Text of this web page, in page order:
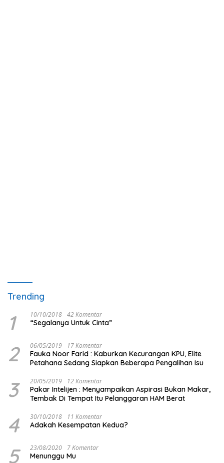
Trending
1 10/10/2018 42 Komentar
“Segalanya Untuk Cinta”
2 06/05/2019 17 Komentar
Fauka Noor Farid : Kaburkan Kecurangan KPU, Elite
Petahana Sedang Siapkan Beberapa Pengalihan Isu
3 20/05/2019 12 Komentar
Pakar Intelijen : Menyampaikan Aspirasi Bukan Makar,
Tembak Di Tempat Itu Pelanggaran HAM Berat
4 30/10/2018 11 Komentar
Adakah Kesempatan Kedua?
5 23/08/2020 7 Komentar
Menunggu Mu